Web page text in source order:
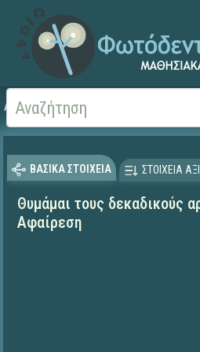
Αρχική
ΒΑΣΙΚΑ ΣΤΟΙΧΕΙΑ ΣΤΟΙΧΕΙΑ
Θυμάμαι τους δεκαδικούς
Αφαίρεση